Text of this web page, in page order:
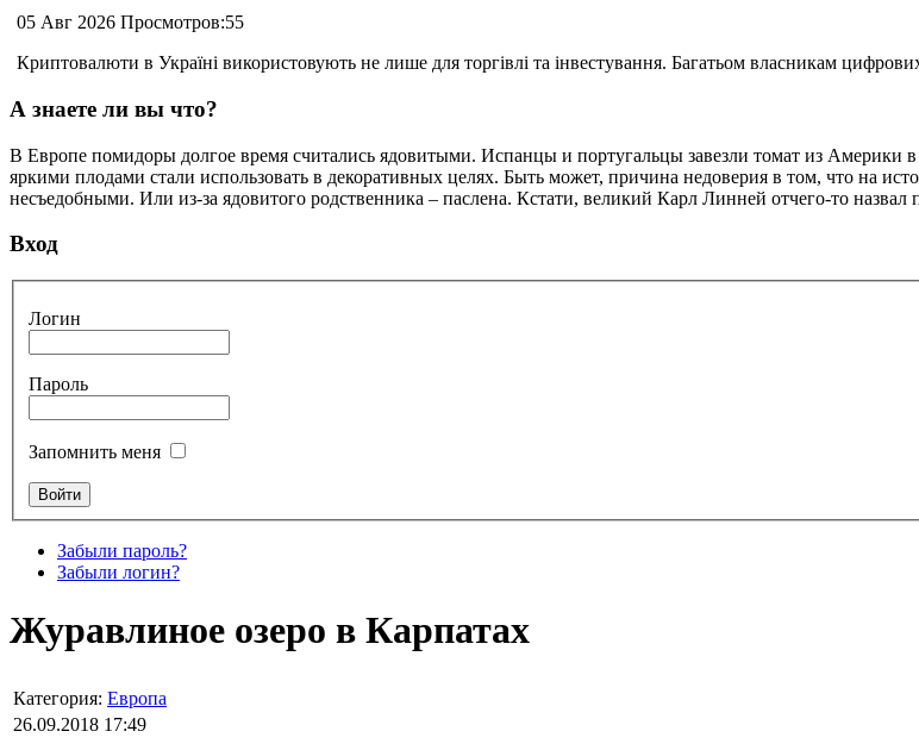
05 Авг 2026 Просмотров:55
Криптовалюти в Україні використовують не лише для торгівлі та інвестування. Багатьом власникам
А знаете ли вы что?
В Европе помидоры долгое время считались ядовитыми. Испанцы и португальцы завезли томат из
яркими плодами стали использовать в декоративных целях. Быть может, причина недоверия в том, что на
несъедобными. Или из-за ядовитого родственника – паслена. Кстати, великий Карл Линней отчего-то
Вход
Логин
Пароль
Запомнить меня
Забыли пароль?
Забыли логин?
Журавлиное озеро в Карпатах
Категория: Европа
26.09.2018 17:49